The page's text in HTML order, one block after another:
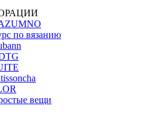
по вязанию
вещи